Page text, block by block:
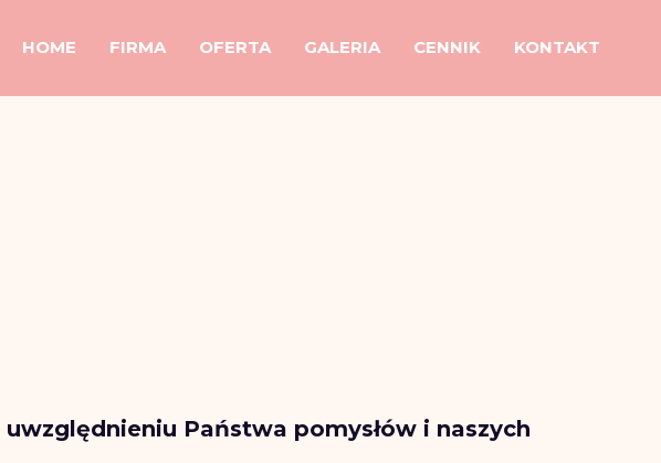
HOME FIRMA OFERTA GALERIA CENNIK KONTAKT
Państwa pomysłów i naszych